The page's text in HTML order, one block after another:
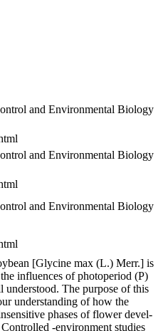
and Environmental Biology
and Environmental Biology
and Environmental Biology
[Glycine max (L.) Merr.] is
influences of photoperiod (P)
understood. The purpose of this
understanding of how the
phases of flower devel-
-environment studies